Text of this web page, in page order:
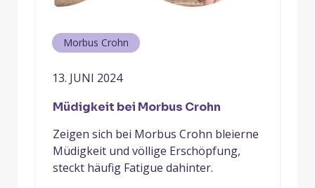
Morbus Crohn
13. JUNI 2024
Müdigkeit bei Morbus Crohn
Zeigen sich bei Morbus Crohn bleierne
Müdigkeit und völlige Erschöpfung,
steckt häufig Fatigue dahinter.